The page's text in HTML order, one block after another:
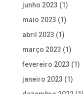
junho 2023 (1)
maio 2023 (1)
abril 2023 (1)
março 2023 (1)
fevereiro 2023 (1)
janeiro 2023 (1)